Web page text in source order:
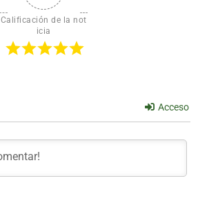
Calificación de la not
icia
Acceso